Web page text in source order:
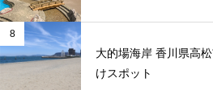
8
大的場海岸 香川県高
けスポット